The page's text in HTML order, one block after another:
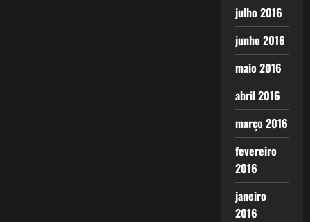
julho 2016
junho 2016
maio 2016
abril 2016
março 2016
fevereiro
2016
janeiro
2016